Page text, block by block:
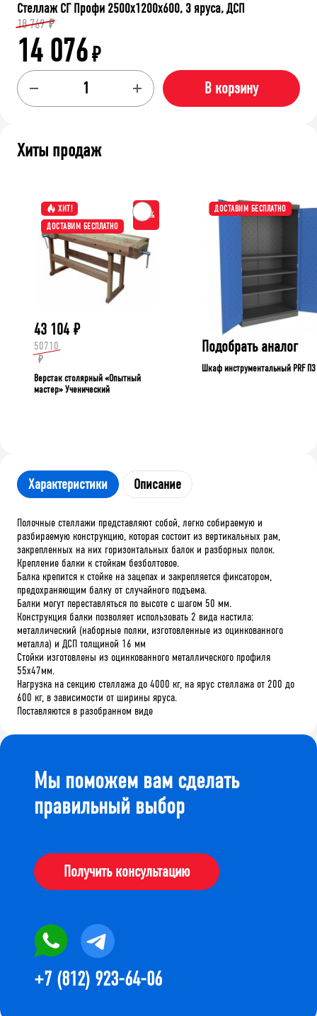
Стеллаж СГ Профи 2500х1200х600, 3 яруса, ДСП
18 769 ₽
14 076₽
В корзину
Хиты продаж
ХИТ!
ДОСТАВИМ БЕСПЛАТНО
-15%
43 104 ₽
50710
₽
Верстак столярный «Опытный
мастер» Ученический
ДОСТАВИМ БЕСПЛАТНО
Подобрать аналог
Шкаф инструментальный PRF П3
Характеристики Описание
Полочные стеллажи представляют собой, легко собираемую и
разбираемую конструкцию, которая состоит из вертикальных рам,
закрепленных на них горизонтальных балок и разборных полок.
Крепление балки к стойкам безболтовое.
Балка крепится к стойке на зацепах и закрепляется фиксатором,
предохраняющим балку от случайного подъема.
Балки могут переставляться по высоте с шагом 50 мм.
Конструкция балки позволяет использовать 2 вида настила:
металлический (наборные полки, изготовленные из оцинкованного
металла) и ДСП толщиной 16 мм
Стойки изготовлены из оцинкованного металлического профиля
55х47мм.
Нагрузка на секцию стеллажа до 4000 кг, на ярус стеллажа от 200 до
600 кг, в зависимости от ширины яруса.
Поставляются в разобранном виде
Мы поможем вам сделать
правильный выбор
Получить консультацию
+7 (812) 923-64-06